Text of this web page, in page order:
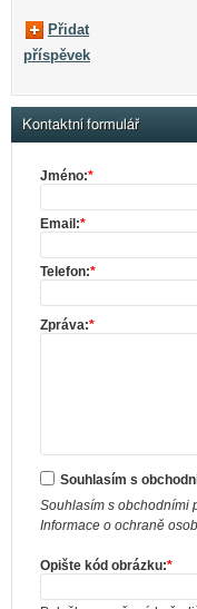
Přidat
příspěvek
Kontaktní formulář
Jméno:*
Email:*
Telefon:*
Zpráva:*
Souhlasím s
Souhlasím s obchodními
Informace o ochraně
Opište kód obrázku:*